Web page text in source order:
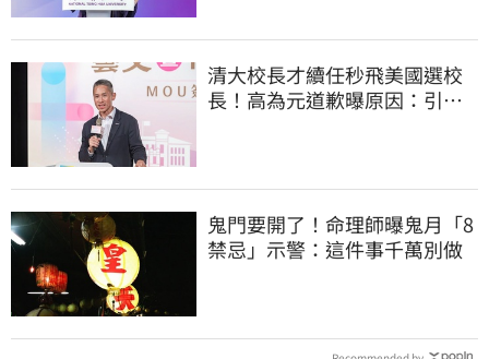
清大校長才續任秒飛美國選校
長！高為元道歉曝原因：引起
鬼門要開了！命理師曝鬼月「8
禁忌」示警：這件事千萬別做